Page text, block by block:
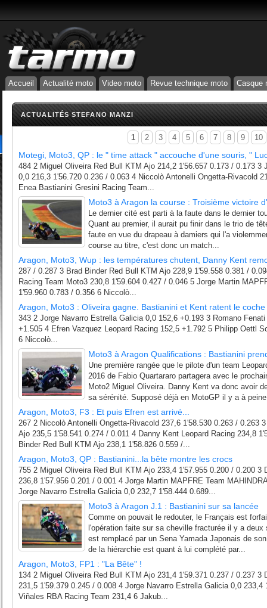
Accueil Actualité moto Video moto Revue technique moto Casque
ACTUALITÉS STEFANO MANZI
1 2 3 4 5 6 7 8 9 10
Motegi, Moto3, QP : le " time attack " accouche d'une souris, "
484 2 Miguel Oliveira Red Bull KTM Ajo 214,2 1'56.657 0.173 / 0.173 3
0,0 216,3 1'56.720 0.236 / 0.063 4 Niccolò Antonelli Ongetta-Rivacold
Enea Bastianini Gresini Racing Team...
Moto3 à Aragon la course : Troisième victoire
Le dernier cité est parti à la faute dans le dernier
Quant au premier, il aurait pu finir dans le trio de
faute en vue du drapeau à damiers qui l'a
course au titre, c'est donc un match...
Aragon, Moto3, Wup : les températures chutent, Danny Kent
287 / 0.287 3 Brad Binder Red Bull KTM Ajo 228,9 1'59.558 0.381 /
Racing Team Moto3 230,8 1'59.604 0.427 / 0.046 5 Jorge Martin
1'59.960 0.783 / 0.356 6 Niccolò...
Aragon, Moto3 : Oliveira gagne. Bastianini et Kent ratent le coche
343 2 Jorge Navarro Estrella Galicia 0,0 152,6 +0.193 3 Romano
+1.505 4 Efren Vazquez Leopard Racing 152,5 +1.792 5 Philipp Oettl
6 Niccolò...
Moto3 à Aragon Qualifications : Bastianini
Une première rangée que le pilote d'un team
2016 de Fabio Quartararo partagera avec le
Moto2 Miguel Oliveira. Danny Kent va donc avoir
sa sérénité. Supposé déjà en MotoGP il y a à
Aragon, Moto3, F3 : Et puis Efren est arrivé...
267 2 Niccolò Antonelli Ongetta-Rivacold 237,6 1'58.530 0.263 / 0.263
Ajo 235,5 1'58.541 0.274 / 0.011 4 Danny Kent Leopard Racing 234,8
Binder Red Bull KTM Ajo 238,1 1'58.826 0.559 /...
Aragon, Moto3, QP : Bastianini...la bête montre les crocs
755 2 Miguel Oliveira Red Bull KTM Ajo 233,4 1'57.955 0.200 / 0.200 3
236,8 1'57.956 0.201 / 0.001 4 Jorge Martin MAPFRE Team
Jorge Navarro Estrella Galicia 0,0 232,7 1'58.444 0.689...
Moto3 à Aragon J.1 : Bastianini sur sa lancée
Comme on pouvait le redouter, le Français est
l'opération faite sur sa cheville fracturée il y a
est remplacé par un Sena Yamada Japonais de
de la hiérarchie est quant à lui complété par...
Aragon, Moto3, FP1 : "La Bête" !
134 2 Miguel Oliveira Red Bull KTM Ajo 231,4 1'59.371 0.237 / 0.237 3
231,5 1'59.379 0.245 / 0.008 4 Jorge Navarro Estrella Galicia 0,0
Viñales RBA Racing Team 231,4 6 Jakub...